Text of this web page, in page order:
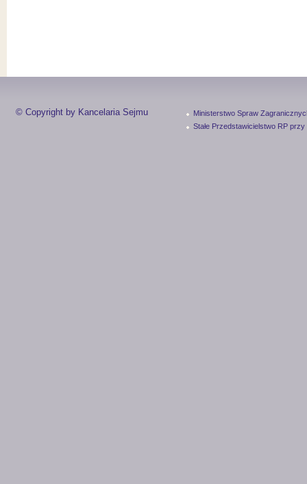
© Copyright by Kancelaria Sejmu
Ministerstwo Spraw
Stałe Przedstawicielstwo RP przy